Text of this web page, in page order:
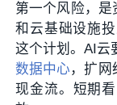
第一个风险，是
和云基础设施
这个计划。AI云
数据中心 ，扩网
现金流。短期